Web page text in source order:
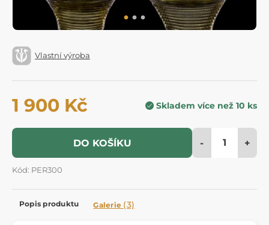
Vlastní výroba
1 900 Kč Skladem více než 10 ks
DO KOŠÍKU - +
Kód: PER300
Popis produktu Galerie (3)